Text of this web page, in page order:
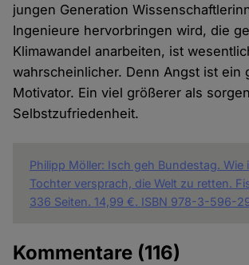
jungen Generation
Ingenieure hervorbringen wird, die
Klimawandel anarbeiten, ist
wahrscheinlicher. Denn Angst ist ein
Motivator. Ein viel größerer als
Selbstzufriedenheit.
Philipp Möller: Isch geh Bundestag. Wie
Tochter versprach, die Welt zu retten.
336 Seiten. 14,99 €. ISBN 978-3-596-
Kommentare (116)